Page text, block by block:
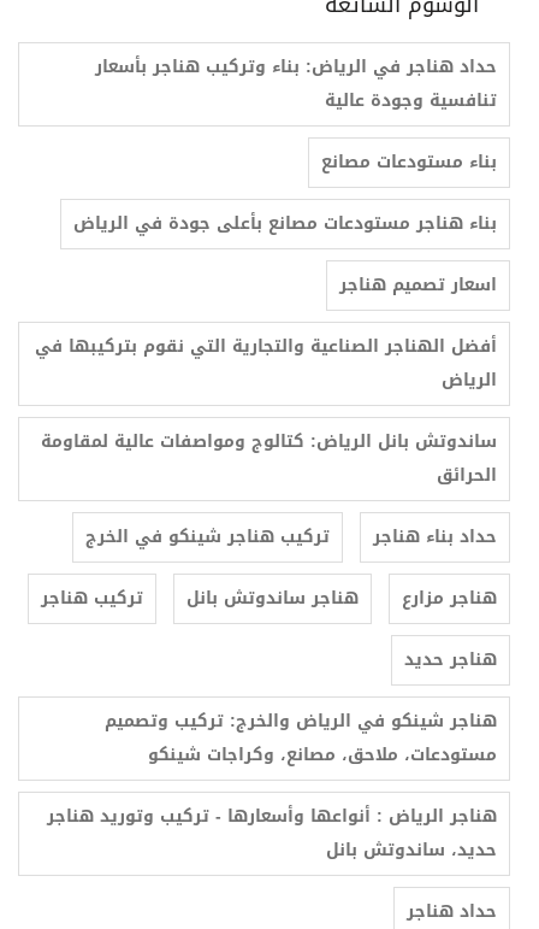
حداد هناجر في الرياض: بناء وتركيب هناجر بأسعار
تنافسية وجودة عالية
بناء مستودعات مصانع
بناء هناجر مستودعات مصانع بأعلى جودة في الرياض
اسعار تصميم هناجر
أفضل الهناجر الصناعية والتجارية التي نقوم بتركيبها في
الرياض
ساندوتش بانل الرياض: كتالوج ومواصفات عالية لمقاومة
الحرائق
حداد بناء هناجر
تركيب هناجر شينكو في الخرج
هناجر مزارع
هناجر ساندوتش بانل
تركيب هناجر
هناجر حديد
هناجر شينكو في الرياض والخرج: تركيب وتصميم
مستودعات، ملاحق، مصانع، وكراجات شينكو
هناجر الرياض : أنواعها وأسعارها - تركيب وتوريد هناجر
حديد، ساندوتش بانل
حداد هناجر